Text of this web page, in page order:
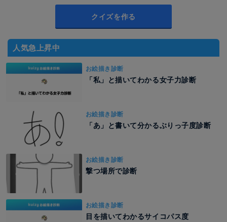
クイズを作る
人気急上昇中
お絵描き診断
「私」と描いてわかる女子力診断
お絵描き診断
「あ」と書いて分かるぶりっ子度診断
お絵描き診断
撃つ場所で診断
お絵描き診断
目を描いてわかるサイコパス度